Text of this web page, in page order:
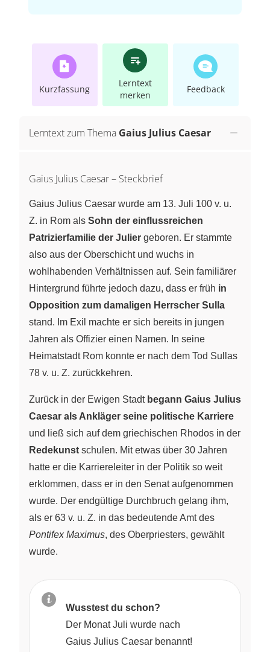
Kurzfassung
Lerntext
merken
Feedback
Lerntext zum Thema Gaius Julius Caesar
Gaius Julius Caesar – Steckbrief
Gaius Julius Caesar wurde am 13. Juli 100 v. u.
Z. in Rom als Sohn der einflussreichen
Patrizierfamilie der Julier geboren. Er stammte
also aus der Oberschicht und wuchs in
wohlhabenden Verhältnissen auf. Sein familiärer
Hintergrund führte jedoch dazu, dass er früh in
Opposition zum damaligen Herrscher Sulla
stand. Im Exil machte er sich bereits in jungen
Jahren als Offizier einen Namen. In seine
Heimatstadt Rom konnte er nach dem Tod Sullas
78 v. u. Z. zurückkehren.
Zurück in der Ewigen Stadt begann Gaius Julius
Caesar als Ankläger seine politische Karriere
und ließ sich auf dem griechischen Rhodos in der
Redekunst schulen. Mit etwas über 30 Jahren
hatte er die Karriereleiter in der Politik so weit
erklommen, dass er in den Senat aufgenommen
wurde. Der endgültige Durchbruch gelang ihm,
als er 63 v. u. Z. in das bedeutende Amt des
Pontifex Maximus, des Oberpriesters, gewählt
wurde.
Wusstest du schon?
Der Monat Juli wurde nach
Gaius Julius Caesar benannt!